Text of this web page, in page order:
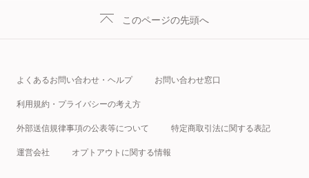
このページの先頭へ
よくあるお問い合わせ・ヘルプ お問い合わせ窓口
利用規約・プライバシーの考え方
外部送信規律事項の公表等について 特定商取引法に関する表記
運営会社 オプトアウトに関する情報